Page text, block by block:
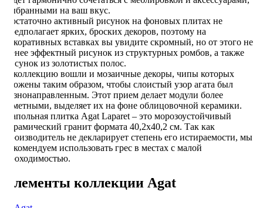
выбранными на ваш вкус.
Достаточно активный рисунок на фоновых плитах не
предполагает ярких, броских декоров, поэтому на
декоративных вставках вы увидите скромный, но от этого не
менее эффектный рисунок из структурных ромбов, а также
рисунок из золотистых полос.
В коллекцию вошли и мозаичные декоры, чипы которых
сложены таким образом, чтобы слоистый узор агата был
разнонаправленным. Этот прием делает модули более
заметными, выделяет их на фоне облицовочной керамики.
Напольная плитка Agat Laparet – это морозоустойчивый
керамический гранит формата 40,2х40,2 см. Так как
производитель не декларирует степень его истираемости, мы
рекомендуем использовать грес в местах с малой
проходимостью.
Элементы коллекции Agat